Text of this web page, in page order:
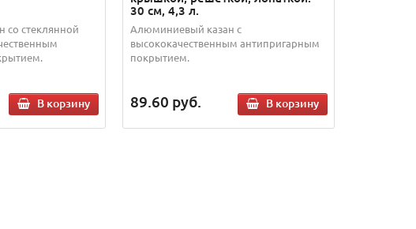
стеклянной
В корзину
30 см, 4,3 л.
Алюминиевый казан с
высококачественным антипригарным
покрытием.
89.60 руб. В корзину